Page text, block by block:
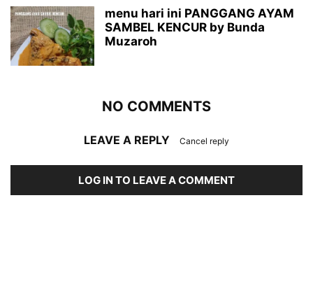
menu hari ini PANGGANG AYAM
SAMBEL KENCUR by Bunda
Muzaroh
NO COMMENTS
LEAVE A REPLY Cancel reply
LOG IN TO LEAVE A COMMENT